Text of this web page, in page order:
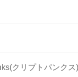
クリプトパンクス)